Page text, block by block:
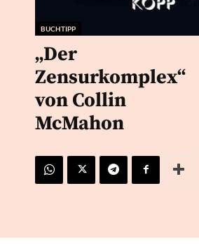
BUCHTIPP
„Der
Zensurkomplex“
von Collin
McMahon